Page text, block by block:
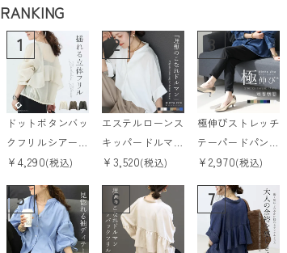
RANKING
1
ドットボタンバッ
クフリルシアーブ
ラウス 【メール
¥ 4,290(税込)
2
エステルローンス
キッパードルマン
ブラウス 【メー
¥ 3,520(税込)
3
極伸びストレッチ
テーパードパンツ
【メール便可/m
¥ 2,970(税込)
5 6 7